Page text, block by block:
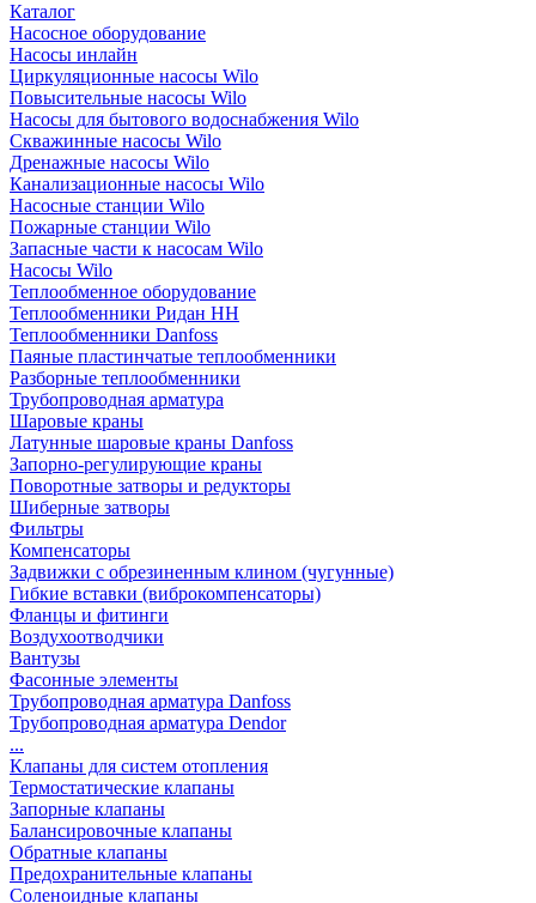
Каталог
Насосное оборудование
Насосы инлайн
Циркуляционные насосы Wilo
Повысительные насосы Wilo
Насосы для бытового водоснабжения Wilo
Скважинные насосы Wilo
Дренажные насосы Wilo
Канализационные насосы Wilo
Насосные станции Wilo
Пожарные станции Wilo
Запасные части к насосам Wilo
Насосы Wilo
Теплообменное оборудование
Теплообменники Ридан НН
Теплообменники Danfoss
Паяные пластинчатые теплообменники
Разборные теплообменники
Трубопроводная арматура
Шаровые краны
Латунные шаровые краны Danfoss
Запорно-регулирующие краны
Поворотные затворы и редукторы
Шиберные затворы
Фильтры
Компенсаторы
Задвижки с обрезиненным клином (чугунные)
Гибкие вставки (виброкомпенсаторы)
Фланцы и фитинги
Воздухоотводчики
Вантузы
Фасонные элементы
Трубопроводная арматура Danfoss
Трубопроводная арматура Dendor
...
Клапаны для систем отопления
Термостатические клапаны
Запорные клапаны
Балансировочные клапаны
Обратные клапаны
Предохранительные клапаны
Соленоидные клапаны